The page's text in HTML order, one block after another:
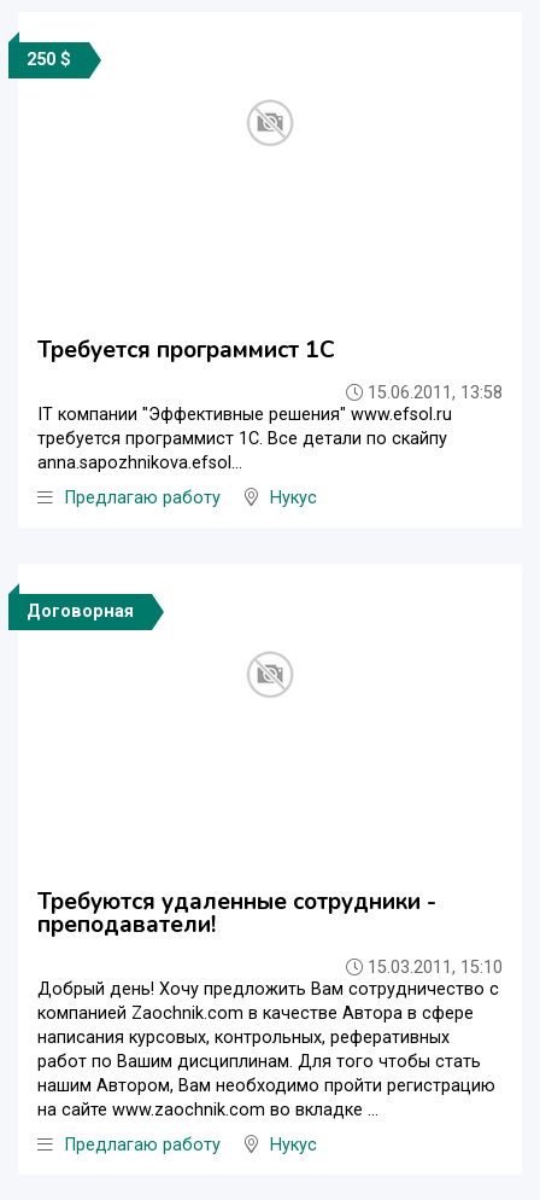
250 $
Требуется программист 1С
15.06.2011, 13:58
IT компании "Эффективные решения" www.efsol.ru
требуется программист 1С. Все детали по скайпу
anna.sapozhnikova.efsol...
Предлагаю работу
Нукус
Договорная
Требуются удаленные сотрудники -
преподаватели!
15.03.2011, 15:10
Добрый день! Хочу предложить Вам сотрудничество с
компанией Zaochnik.com в качестве Автора в сфере
написания курсовых, контрольных, реферативных
работ по Вашим дисциплинам. Для того чтобы стать
нашим Автором, Вам необходимо пройти регистрацию
на сайте www.zaochnik.com во вкладке ...
Предлагаю работу
Нукус